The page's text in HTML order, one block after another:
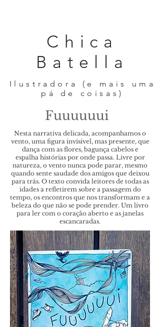
Chica
Batella
Ilustradora (e mais uma
pá de coisas)
Fuuuuuui
Nesta narrativa delicada, acompanhamos o
vento, uma figura invisível, mas presente, que
dança com as flores, bagunça cabelos e
espalha histórias por onde passa. Livre por
natureza, o vento nunca pode parar, mesmo
quando sente saudade dos amigos que deixou
para trás. O texto convida leitores de todas as
idades a refletirem sobre a passagem do
tempo, os encontros que nos transformam e a
beleza do que não se pode prender. Um livro
para ler com o coração aberto e as janelas
escancaradas.